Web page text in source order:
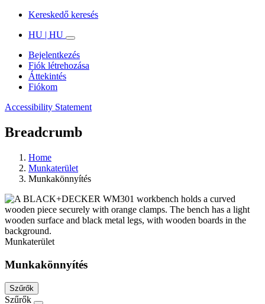
Kereskedő keresés
HU | HU
Bejelentkezés
Fiók létrehozása
Áttekintés
Fiókom
Accessibility Statement
Breadcrumb
Home
Munkaterület
Munkakönnyítés
Munkaterület
Munkakönnyítés
Szűrők
Szűrők